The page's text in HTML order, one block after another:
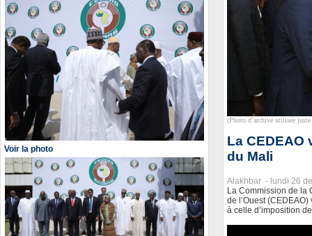
Voir la photo
(Photo d`archive utilisée
La CEDEAO
du Mali
Alakhbar - lundi 26
La Commission de la
de l’Ouest
à celle d’imposition